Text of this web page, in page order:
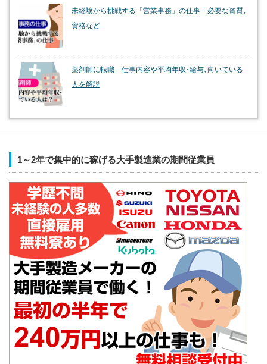
未経験から挑戦する「営業事務」の仕事－必要な資質､
資格など
薬剤師に転職－仕事内容や平均年収･給与､向いている
人を解説
1～2年で集中的に稼げる大手製造業の期間従業員